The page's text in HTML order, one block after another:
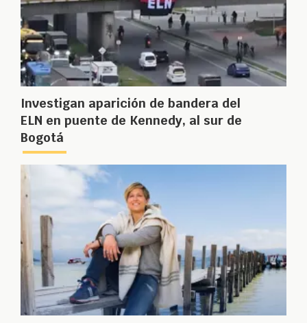
Investigan aparición de bandera del
ELN en puente de Kennedy, al sur de
Bogotá